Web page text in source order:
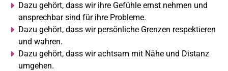
Dazu gehört, dass wir ihre Gefühle ernst nehmen und
ansprechbar sind für ihre Probleme.
Dazu gehört, dass wir persönliche Grenzen respektieren
und wahren.
Dazu gehört, dass wir achtsam mit Nähe und Distanz
umgehen.